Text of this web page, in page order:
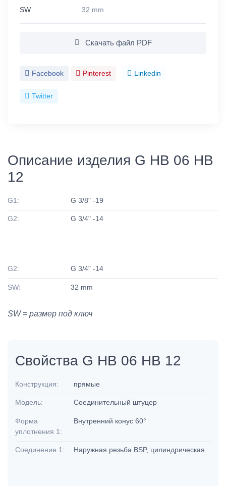
SW 32 mm
Скачать файл PDF
Facebook Pinterest Linkedin
Twitter
Описание изделия G HB 06 HB
12
G1: G 3/8" -19
G2: G 3/4" -14
G2: G 3/4" -14
SW: 32 mm
SW = размер под ключ
Свойства G HB 06 HB 12
Конструкция: прямые
Модель: Соединительный штуцер
Форма
уплотнения 1:
Внутренний конус 60°
Соединение 1: Наружная резьба BSP, цилиндрическая